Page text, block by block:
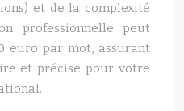
et de la complexité
professionnelle peut
euro par mot, assurant
et précise pour votre